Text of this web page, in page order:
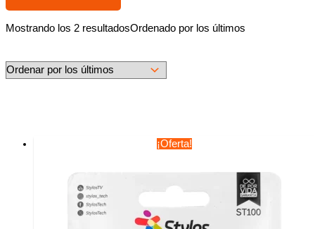
Mostrando los 2 resultadosOrdenado por los últimos
¡Oferta!